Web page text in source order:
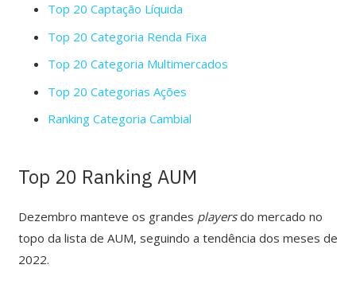
Top 20 Captação Líquida
Top 20 Categoria Renda Fixa
Top 20 Categoria Multimercados
Top 20 Categorias Ações
Ranking Categoria Cambial
Top 20 Ranking AUM
Dezembro manteve os grandes playersdo mercado no
topo da lista de AUM, seguindo a tendência dos meses de
2022.